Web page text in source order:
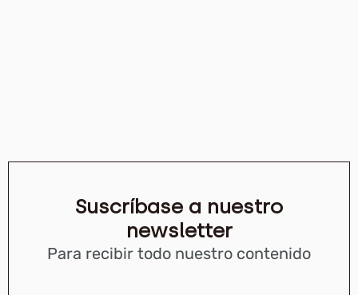
Suscríbase a nuestro
newsletter
Para recibir todo nuestro contenido